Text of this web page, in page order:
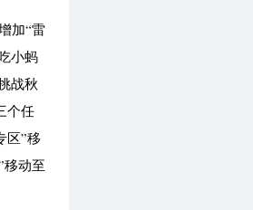
加“雷
小蚂
战秋
个任
区”移
移动至